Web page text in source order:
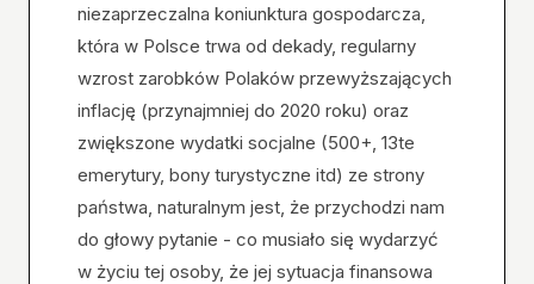
niezaprzeczalna koniunktura gospodarcza,
która w Polsce trwa od dekady, regularny
wzrost zarobków Polaków przewyższających
inflację (przynajmniej do 2020 roku) oraz
zwiększone wydatki socjalne (500+, 13te
emerytury, bony turystyczne itd) ze strony
państwa, naturalnym jest, że przychodzi nam
do głowy pytanie - co musiało się wydarzyć
w życiu tej osoby, że jej sytuacja finansowa